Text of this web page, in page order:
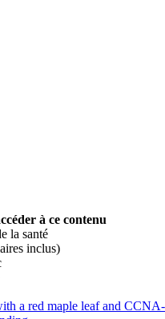
à ce contenu
la santé
inclus)